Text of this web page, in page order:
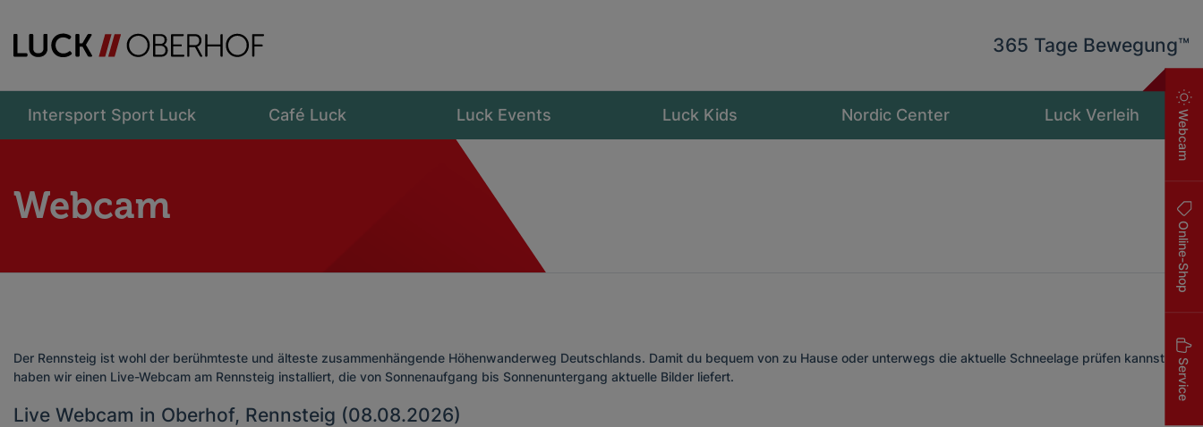
365 Tage Bewegung™
Intersport Sport Luck Café Luck Luck Events Luck Kids Nordic Center Luck Verleih
Webcam
Der Rennsteig ist wohl der berühmteste und älteste zusammenhängende Höhenwanderweg Deutschlands. Damit du bequem von zu Hause oder unterwegs die aktuelle Schneelage prüfen kannst,
haben wir einen Live-Webcam am Rennsteig installiert, die von Sonnenaufgang bis Sonnenuntergang aktuelle Bilder liefert.
Live Webcam in Oberhof, Rennsteig (08.08.2026)
Webcam
Online-Shop
Service